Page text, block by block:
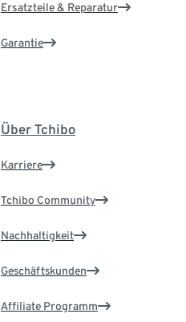
Ersatzteile & Reparatur
Garantie
Über Tchibo
Karriere
Tchibo Community
Nachhaltigkeit
Geschäftskunden
Affiliate Programm